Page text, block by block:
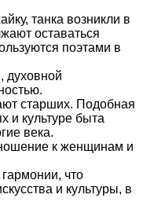
танка возникли в
оставаться
поэтами в
духовной
старших. Подобная
и культуре быта
века.
к женщинам и
что
и культуры, в